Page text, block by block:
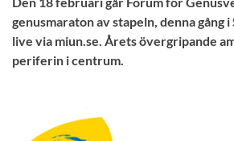
genusmaraton av stapeln, denna gång
live via miun.se. Årets övergripande
periferin i centrum.